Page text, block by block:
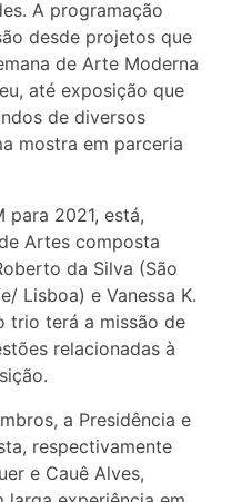
A programação
desde projetos que
de Arte Moderna
até exposição que
de diversos
mostra em parceria
para 2021, está,
Artes composta
da Silva (São
Lisboa) e Vanessa K.
trio terá a missão de
relacionadas à
a Presidência e
respectivamente
e Cauê Alves,